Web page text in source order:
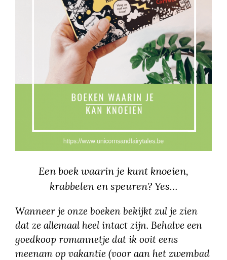
Een boek waarin je kunt knoeien,
krabbelen en speuren? Yes…
Wanneer je onze boeken bekijkt zul je zien
dat ze allemaal heel intact zijn. Behalve een
goedkoop romannetje dat ik ooit eens
meenam op vakantie (voor aan het zwembad